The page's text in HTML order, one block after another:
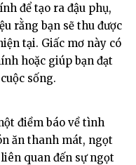
để tạo ra đậu phụ,
rằng bạn sẽ thu được
tại. Giấc mơ này có
hoặc giúp bạn đạt
sống.
điềm báo về tình
ăn thanh mát, ngọt
quan đến sự ngọt